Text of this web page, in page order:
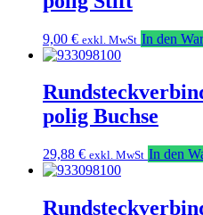
9,00 € exkl. MwSt In den
polig Buchse
29,88 € exkl. MwSt In den